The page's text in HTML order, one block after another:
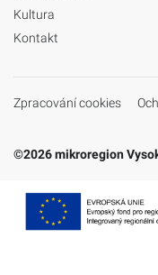
Kultura
Kontakt
Zpracování cookies
©2026 mikroregion